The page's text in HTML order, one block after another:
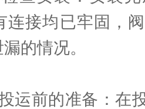
连接均已牢固，
的情况。
前的准备：在投